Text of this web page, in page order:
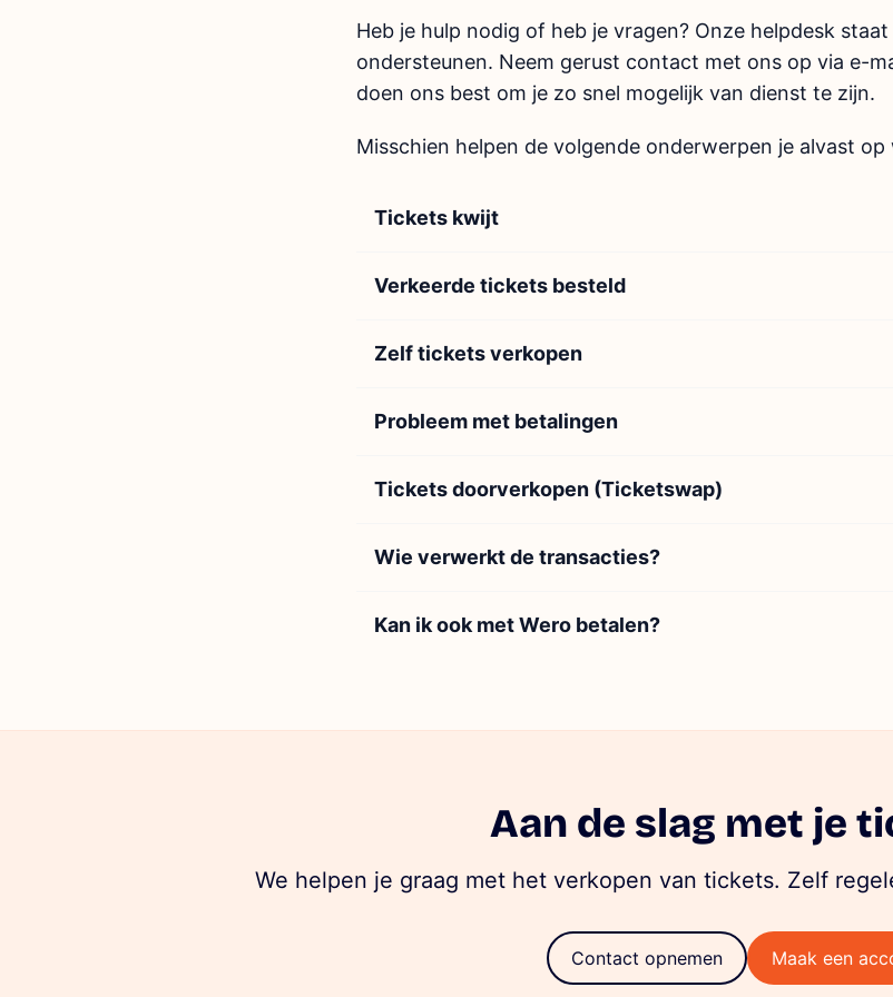
Heb je hulp nodig of heb je vragen? Onze helpdesk
ondersteunen. Neem gerust contact met ons op via e-
doen ons best om je zo snel mogelijk van dienst te zijn.
Misschien helpen de volgende onderwerpen je alvast op
Tickets kwijt
Verkeerde tickets besteld
Zelf tickets verkopen
Probleem met betalingen
Tickets doorverkopen (Ticketswap)
Wie verwerkt de transacties?
Kan ik ook met Wero betalen?
Aan de slag met je
We helpen je graag met het verkopen van tickets. Zelf
Contact opnemen Maak een